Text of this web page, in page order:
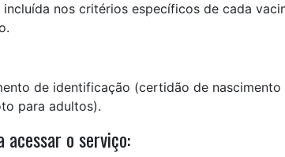
nos critérios específicos de cada
de identificação (certidão de nascimento
para adultos).
acessar o serviço: